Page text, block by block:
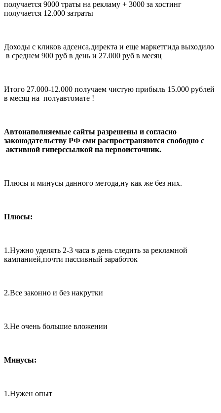
получается 9000 траты на рекламу + 3000 за хостинг
получается 12.000 затраты
Доходы с кликов адсенса,директа и еще маркетгида выходило
в среднем 900 руб в день и 27.000 руб в месяц
Итого 27.000-12.000 получаем чистую прибыль 15.000 рублей
в месяц на полуавтомате !
Автонаполняемые сайты разрешены и согласно
законодательству РФ сми распространяются свободно с
активной гиперссылкой на первоисточник.
Плюсы и минусы данного метода,ну как же без них.
Плюсы:
1.Нужно уделять 2-3 часа в день следить за рекламной
кампанией,почти пассивный заработок
2.Все законно и без накрутки
3.Не очень большие вложении
Минусы:
1.Нужен опыт